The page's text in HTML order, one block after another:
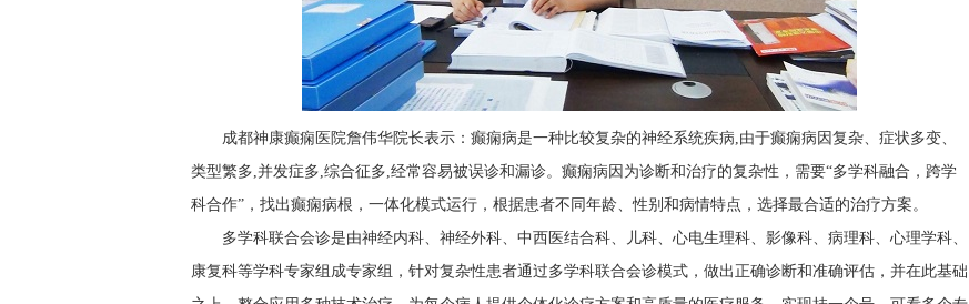
成都神康癫痫医院詹伟华院长表示：癫痫病是一种比较复杂的神经系统疾病,由于癫痫病因复杂、症状多变、
类型繁多,并发症多,综合征多,经常容易被误诊和漏诊。癫痫病因为诊断和治疗的复杂性，需要“多学科融合，跨学
科合作”，找出癫痫病根，一体化模式运行，根据患者不同年龄、性别和病情特点，选择最合适的治疗方案。
多学科联合会诊是由神经内科、神经外科、中西医结合科、儿科、心电生理科、影像科、病理科、心理学科、
康复科等学科专家组成专家组，针对复杂性患者通过多学科联合会诊模式，做出正确诊断和准确评估，并在此基础